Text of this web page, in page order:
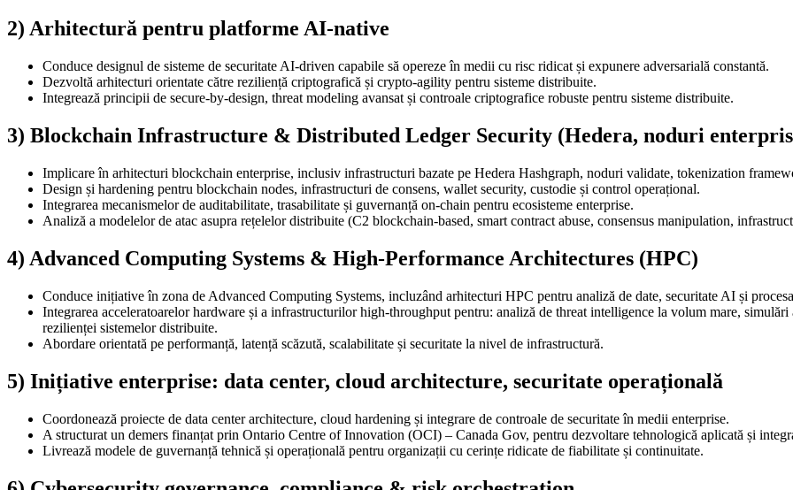
2) Arhitectură pentru platforme AI-native
Conduce designul de sisteme de securitate AI-driven capabile să opereze în medii cu risc ridicat și expunere adversarială constantă.
Dezvoltă arhitecturi orientate către reziliență criptografică și crypto-agility pentru sisteme distribuite.
Integrează principii de secure-by-design, threat modeling avansat și controale criptografice robuste pentru sisteme distribuite.
3) Blockchain Infrastructure & Distributed Ledger Security (Hedera, noduri
Implicare în arhitecturi blockchain enterprise, inclusiv infrastructuri bazate pe Hedera Hashgraph, noduri validate, tokenization
Design și hardening pentru blockchain nodes, infrastructuri de consens, wallet security, custodie și control operațional.
Integrarea mecanismelor de auditabilitate, trasabilitate și guvernanță on-chain pentru ecosisteme enterprise.
Analiză a modelelor de atac asupra rețelelor distribuite (C2 blockchain-based, smart contract abuse, consensus manipulation,
4) Advanced Computing Systems & High-Performance Architectures (HPC)
Conduce inițiative în zona de Advanced Computing Systems, incluzând arhitecturi HPC pentru analiză de date, securitate AI și
Integrarea acceleratoarelor hardware și a infrastructurilor high-throughput pentru: analiză de threat intelligence la volum mare,
rezilienței sistemelor distribuite.
Abordare orientată pe performanță, latență scăzută, scalabilitate și securitate la nivel de infrastructură.
5) Inițiative enterprise: data center, cloud architecture, securitate operațională
Coordonează proiecte de data center architecture, cloud hardening și integrare de controale de securitate în medii enterprise.
A structurat un demers finanțat prin Ontario Centre of Innovation (OCI) – Canada Gov, pentru dezvoltare tehnologică aplicată și
Livrează modele de guvernanță tehnică și operațională pentru organizații cu cerințe ridicate de fiabilitate și continuitate.